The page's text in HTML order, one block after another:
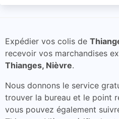
Expédier vos colis de
recevoir vos marchandises
Thianges, Nièvre.
Nous donnons le service
trouver la bureau et le point
vous pouvez également